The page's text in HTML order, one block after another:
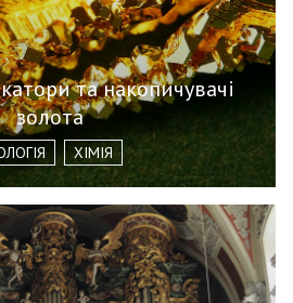
та накопичувачі
золота
ХІМІЯ